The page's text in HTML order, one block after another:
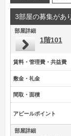
3部屋の募集があ
部屋詳細
1階101
賃料・管理費・共益費
敷金・礼金
間取・面積
アピールポイント
部屋詳細